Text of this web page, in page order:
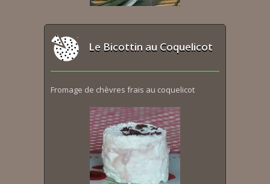
Le Bicottin au Coquelicot
Fromage de chèvres frais au coquelicot